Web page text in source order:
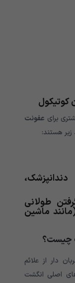
کوتیکول
برای عفونت
زیر هستند:
طولانی
ماشین
چیست؟
دار از علائم
اصلی انگشت